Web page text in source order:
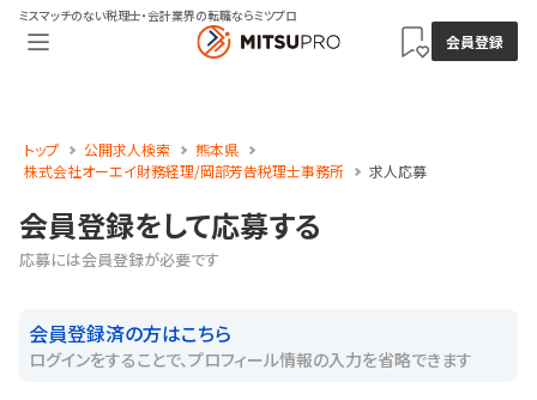
ミスマッチのない税理士・会計業界の転職ならミツプロ
会員登録
トップ 公開求人検索
熊本県
株式会社オーエイ財務経理/岡部芳告税理士事務所
求人応募
会員登録をして応募する
応募には会員登録が必要です
会員登録済の方はこちら
ログインをすることで、プロフィール情報の入力を省略できます